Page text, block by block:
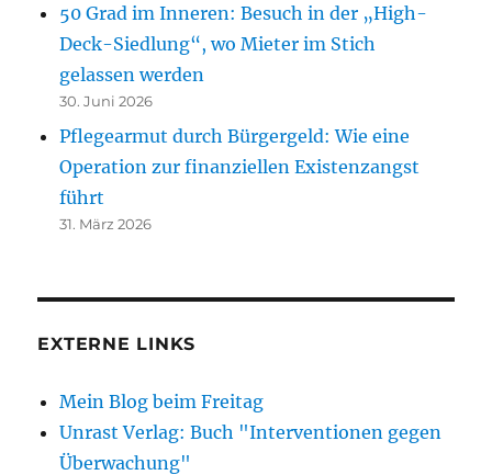
50 Grad im Inneren: Besuch in der „High-
Deck-Siedlung“, wo Mieter im Stich
gelassen werden
30. Juni 2026
Pflegearmut durch Bürgergeld: Wie eine
Operation zur finanziellen Existenzangst
führt
31. März 2026
EXTERNE LINKS
Mein Blog beim Freitag
Unrast Verlag: Buch "Interventionen gegen
Überwachung"